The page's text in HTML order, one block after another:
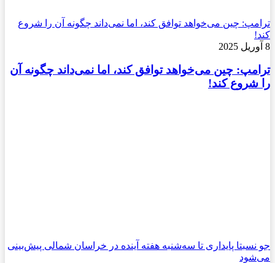
ترامپ: چین می‌خواهد توافق کند، اما نمی‌داند چگونه آن را شروع
کند!
8 آوریل 2025
ترامپ: چین می‌خواهد توافق کند، اما نمی‌داند چگونه آن
را شروع کند!
جو نسبتا پایداری تا سه‌شنبه هفته آینده در خراسان شمالی پیش‌بینی
می‌شود